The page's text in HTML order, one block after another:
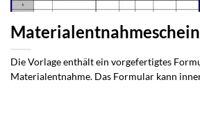
Materialentnahmeschein
Die Vorlage enthält ein vorgefertigtes
Materialentnahme. Das Formular kann